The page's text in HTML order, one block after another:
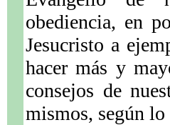
obediencia, en
Jesucristo a
hacer más y
consejos de
mismos, según